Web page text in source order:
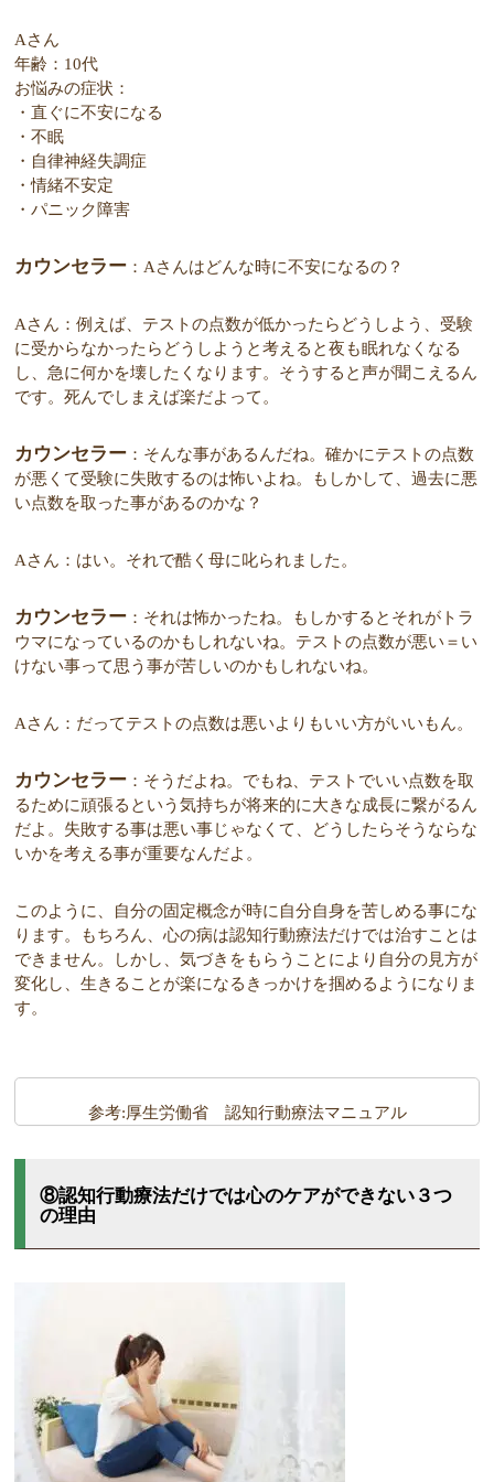
Aさん
年齢：10代
お悩みの症状：
・直ぐに不安になる
・不眠
・自律神経失調症
・情緒不安定
・パニック障害
カウンセラー ：Aさんはどんな時に不安になるの？
Aさん：例えば、テストの点数が低かったらどうしよう、受験
に受からなかったらどうしようと考えると夜も眠れなくなる
し、急に何かを壊したくなります。そうすると声が聞こえるん
です。死んでしまえば楽だよって。
カウンセラー ：そんな事があるんだね。確かにテストの点数
が悪くて受験に失敗するのは怖いよね。もしかして、過去に悪
い点数を取った事があるのかな？
Aさん：はい。それで酷く母に叱られました。
カウンセラー ：それは怖かったね。もしかするとそれがトラ
ウマになっているのかもしれないね。テストの点数が悪い＝い
けない事って思う事が苦しいのかもしれないね。
Aさん：だってテストの点数は悪いよりもいい方がいいもん。
カウンセラー ：そうだよね。でもね、テストでいい点数を取
るために頑張るという気持ちが将来的に大きな成長に繋がるん
だよ。失敗する事は悪い事じゃなくて、どうしたらそうならな
いかを考える事が重要なんだよ。
このように、自分の固定概念が時に自分自身を苦しめる事にな
ります。もちろん、心の病は認知行動療法だけでは治すことは
できません。しかし、気づきをもらうことにより自分の見方が
変化し、生きることが楽になるきっかけを掴めるようになりま
す。
参考:厚生労働省 認知行動療法マニュアル
⑧認知行動療法だけでは心のケアができない３つ
の理由